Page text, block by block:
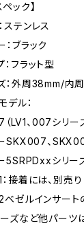
ック】
テンレス
ブラック
フラット型
：外周38mm/内
ル：
LV1、007シリー
SKX007、
5SRPDxxシリー
接着には、別売
ゼルインサート
ーズなど他パーツ